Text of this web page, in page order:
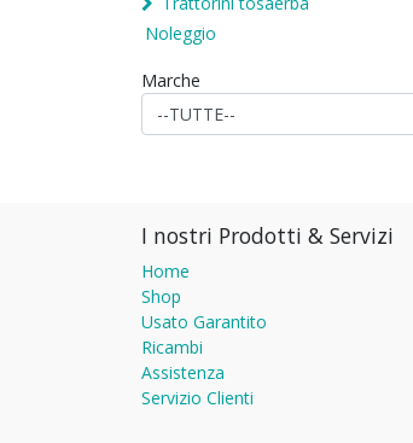
Noleggio
Marche
I nostri Prodotti & Servizi
Home
Shop
Usato Garantito
Ricambi
Assistenza
Servizio Clienti